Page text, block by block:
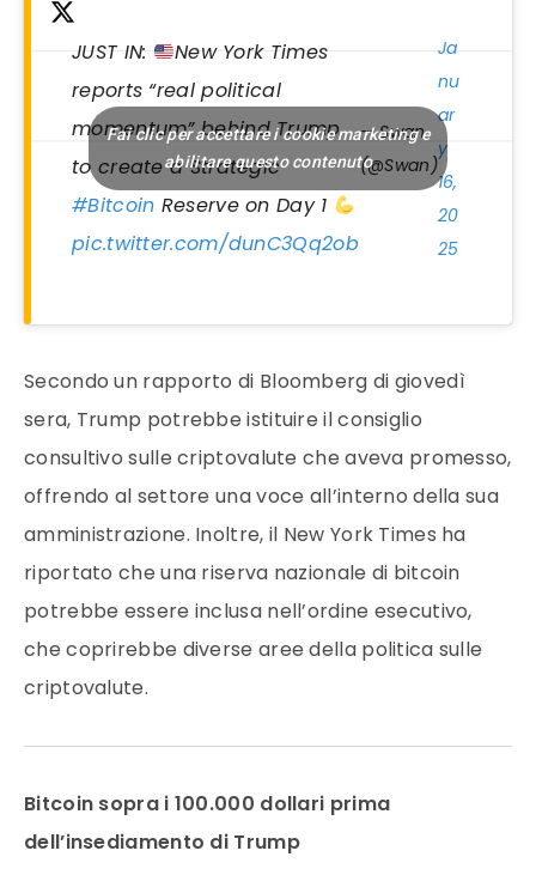
JUST IN:
New York Times
reports “real political
momentum” behind Trump
to create a Strategic
#Bitcoin Reserve on Day 1
pic.twitter.com/dunC3Qq2ob
— Swan
(@Swan)
Ja
nu
ar
y
16,
20
25
Fai clic per accettare i cookie marketing e
abilitare questo contenuto
Secondo un rapporto di Bloomberg di giovedì
sera, Trump potrebbe istituire il consiglio
consultivo sulle criptovalute che aveva promesso,
offrendo al settore una voce all’interno della sua
amministrazione. Inoltre, il New York Times ha
riportato che una riserva nazionale di bitcoin
potrebbe essere inclusa nell’ordine esecutivo,
che coprirebbe diverse aree della politica sulle
criptovalute.
Bitcoin sopra i 100.000 dollari prima
dell’insediamento di Trump